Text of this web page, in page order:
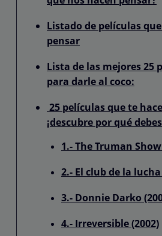
Listado de películas
pensar
Lista de las mejores 25
para darle al coco:
25 películas que te
¡descubre por qué
1.- The Truman
2.- El club de la lucha
3.- Donnie Darko
4.- Irreversible (2002)